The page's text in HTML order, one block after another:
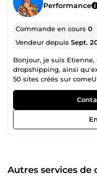
Performance
Commande en cours0
Vendeur depuisSept.
Bonjour, je suis
dropshipping, ainsi
50 sites créés sur
agence. 00 avis
plus de 15 commandes
accompagner les e-
tangibles dans le
création de leur
pour aider mes clients
et à générer des ventes
Autres services de